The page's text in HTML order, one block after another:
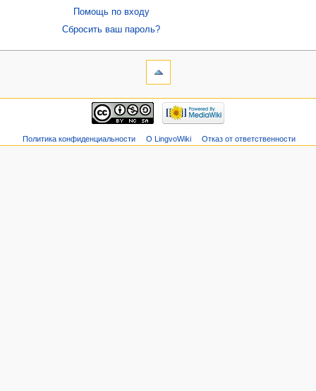
Помощь по входу
Сбросить ваш пароль?
Политика конфиденциальности О LingvoWiki Отказ от ответственности